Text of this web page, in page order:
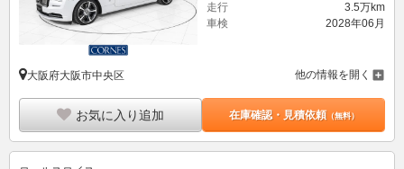
走行
3.5万km
車検
2028年06月
大阪府大阪市中央区 他の情報を開く
お気に入り追加 在庫確認・見積依頼（無料）